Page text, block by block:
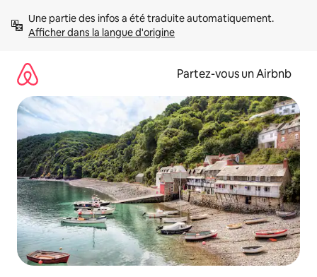
directement
Afficher dans la langue d'origine
Partez-vous un Airbnb